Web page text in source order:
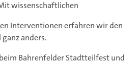
wissenschaftlichen
Interventionen erfahren wir den
anders.
Bahrenfelder Stadtteilfest und